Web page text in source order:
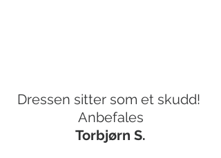
Dressen sitter som et skudd!
Anbefales
Torbjørn S.